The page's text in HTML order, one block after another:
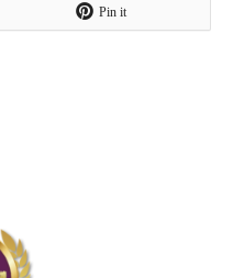
Pin it